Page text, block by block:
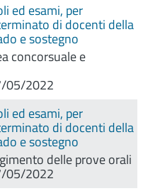
ed esami, per
di docenti della
e sostegno
concorsuale e
05/2022
ed esami, per
di docenti della
e sostegno
delle prove orali
05/2022